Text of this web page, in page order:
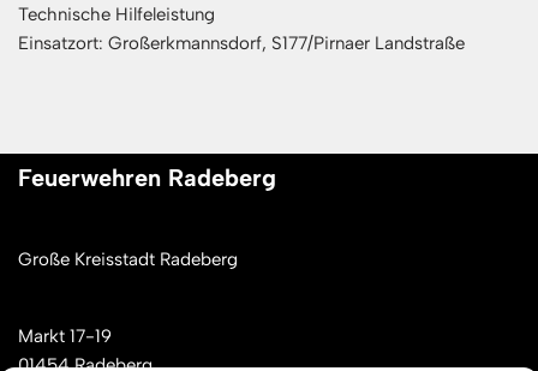
Technische Hilfeleistung
Einsatzort: Großerkmannsdorf, S177/Pirnaer Landstraße
Feuerwehren Radeberg
Große Kreisstadt Radeberg
Markt 17-19
01454 Radeberg